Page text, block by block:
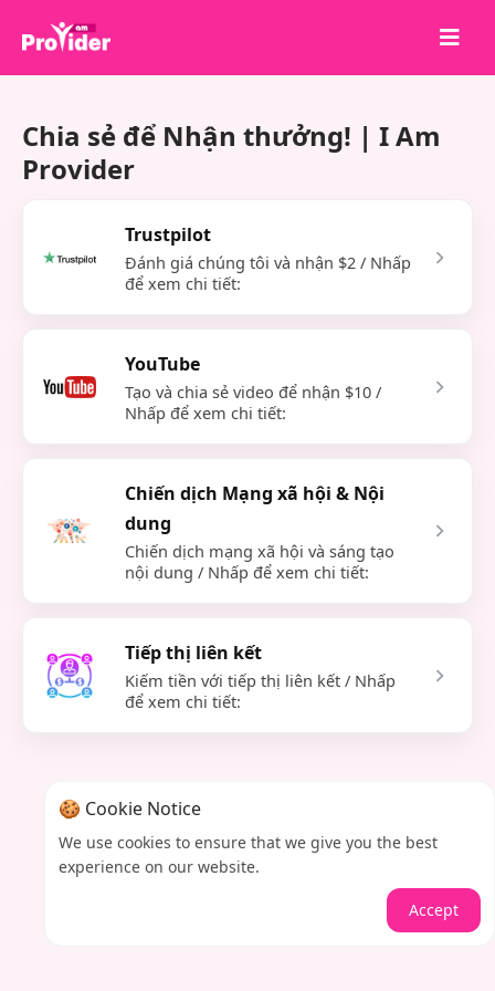
Về chúng tôi
Dịch vụ
Blog
Chia sẻ để Nhận thưởng! | I Am
Provider
Trustpilot
Đánh giá chúng tôi và nhận $2 / Nhấp
để xem chi tiết:
YouTube
Tạo và chia sẻ video để nhận $10 /
Nhấp để xem chi tiết:
Chiến dịch Mạng xã hội & Nội
dung
Chiến dịch mạng xã hội và sáng tạo
nội dung / Nhấp để xem chi tiết:
Tiếp thị liên kết
Kiếm tiền với tiếp thị liên kết / Nhấp
để xem chi tiết:
🍪 Cookie Notice
We use cookies to ensure that we give you the best
experience on our website.
Accept